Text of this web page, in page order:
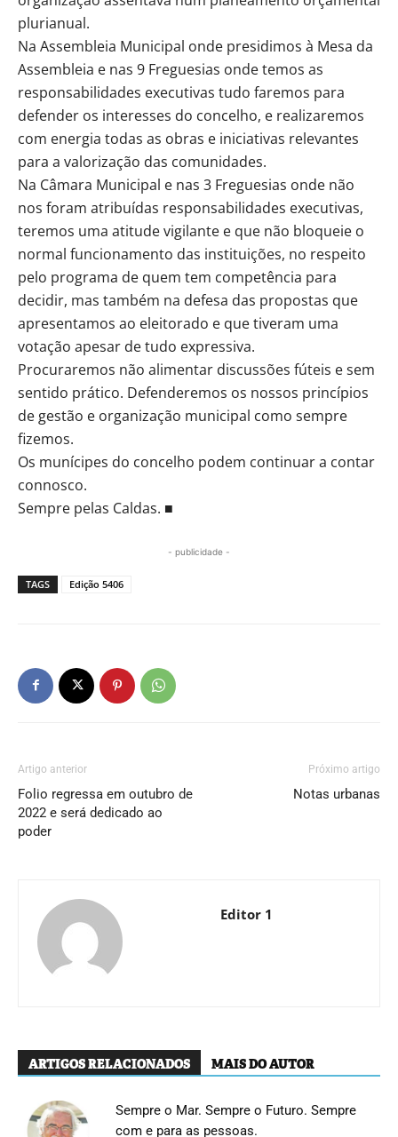
plurianual.
Na Assembleia Municipal onde presidimos à Mesa da
Assembleia e nas 9 Freguesias onde temos as
responsabilidades executivas tudo faremos para
defender os interesses do concelho, e realizaremos
com energia todas as obras e iniciativas relevantes
para a valorização das comunidades.
Na Câmara Municipal e nas 3 Freguesias onde não
nos foram atribuídas responsabilidades executivas,
teremos uma atitude vigilante e que não bloqueie o
normal funcionamento das instituições, no respeito
pelo programa de quem tem competência para
decidir, mas também na defesa das propostas que
apresentamos ao eleitorado e que tiveram uma
votação apesar de tudo expressiva.
Procuraremos não alimentar discussões fúteis e sem
sentido prático. Defenderemos os nossos princípios
de gestão e organização municipal como sempre
fizemos.
Os munícipes do concelho podem continuar a contar
connosco.
Sempre pelas Caldas. ■
- publicidade -
TAGS Edição 5406
Artigo anterior
Folio regressa em outubro de
2022 e será dedicado ao
poder
Próximo artigo
Notas urbanas
Editor 1
ARTIGOS RELACIONADOS MAIS DO AUTOR
Sempre o Mar. Sempre o Futuro. Sempre
com e para as pessoas.